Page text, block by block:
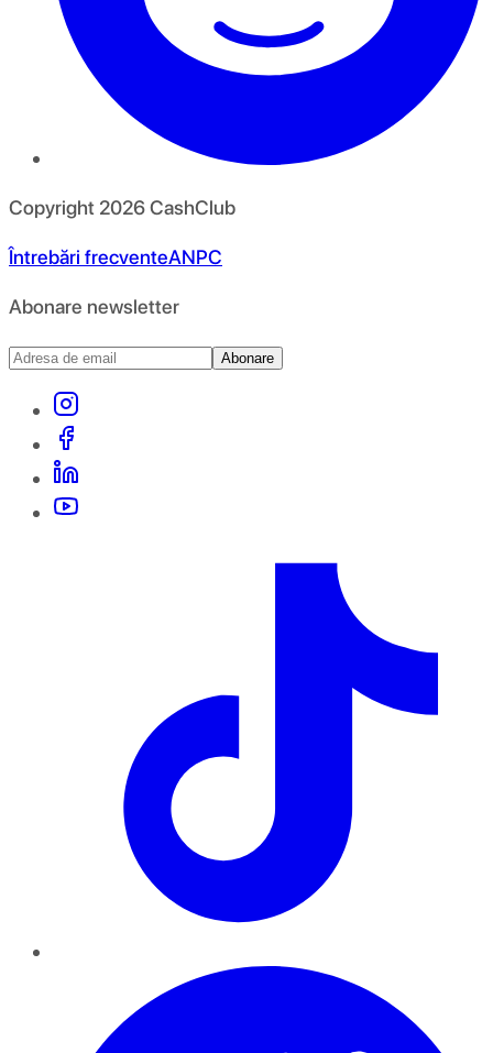
Copyright 2026CashClub
Întrebări frecventeANPC
Abonare newsletter
Abonare